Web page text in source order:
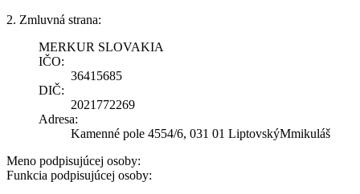
2. Zmluvná strana:
MERKUR SLOVAKIA
IČO:
36415685
DIČ:
2021772269
Adresa:
Kamenné pole 4554/6, 031 01 LiptovskýMmikuláš
Meno podpisujúcej osoby:
Funkcia podpisujúcej osoby: